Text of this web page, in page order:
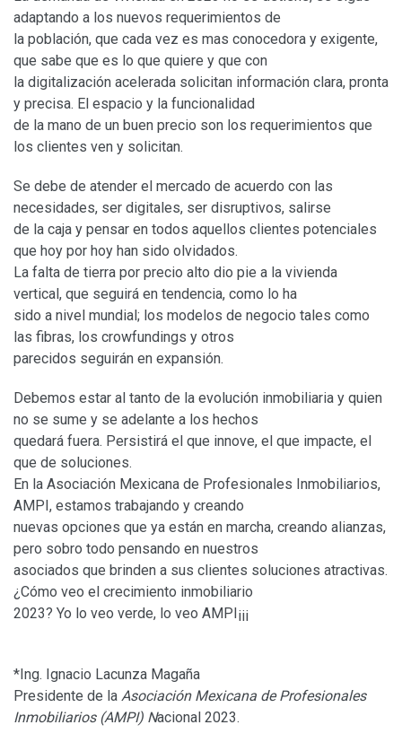
adaptando a los nuevos requerimientos de
la población, que cada vez es mas conocedora y exigente,
que sabe que es lo que quiere y que con
la digitalización acelerada solicitan información clara, pronta
y precisa. El espacio y la funcionalidad
de la mano de un buen precio son los requerimientos que
los clientes ven y solicitan.
Se debe de atender el mercado de acuerdo con las
necesidades, ser digitales, ser disruptivos, salirse
de la caja y pensar en todos aquellos clientes potenciales
que hoy por hoy han sido olvidados.
La falta de tierra por precio alto dio pie a la vivienda
vertical, que seguirá en tendencia, como lo ha
sido a nivel mundial; los modelos de negocio tales como
las fibras, los crowfundings y otros
parecidos seguirán en expansión.
Debemos estar al tanto de la evolución inmobiliaria y quien
no se sume y se adelante a los hechos
quedará fuera. Persistirá el que innove, el que impacte, el
que de soluciones.
En la Asociación Mexicana de Profesionales Inmobiliarios,
AMPI, estamos trabajando y creando
nuevas opciones que ya están en marcha, creando alianzas,
pero sobro todo pensando en nuestros
asociados que brinden a sus clientes soluciones atractivas.
¿Cómo veo el crecimiento inmobiliario
2023? Yo lo veo verde, lo veo AMPI¡¡¡
*Ing. Ignacio Lacunza Magaña
Presidente de la Asociación Mexicana de Profesionales
Inmobiliarios (AMPI) Nacional 2023.